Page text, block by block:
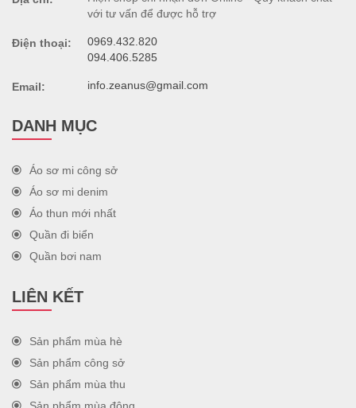
với tư vấn để được hỗ trợ
Điện thoại:
0969.432.820
094.406.5285
Email: info.zeanus@gmail.com
DANH MỤC
Áo sơ mi công sở
Áo sơ mi denim
Áo thun mới nhất
Quần đi biển
Quần bơi nam
LIÊN KẾT
Sản phẩm mùa hè
Sản phẩm công sở
Sản phẩm mùa thu